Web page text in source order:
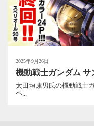
2025年9月26日
機動戦士ガンダム
太田垣康男氏の機動戦士
ペ...